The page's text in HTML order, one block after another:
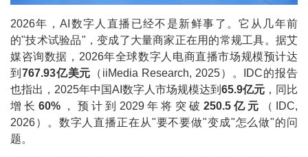
2026年，AI数字人直播已经不是新鲜事了。它从几年前
的"技术试验品"，变成了大量商家正在用的常规工具。据艾
媒咨询数据，2026年全球数字人电商直播市场规模预计达
到 767.93亿美元 （iiMedia Research, 2025）。IDC的报告
也指出，2025年中国AI数字人市场规模达到 65.9亿元 ，同比
增长 60%，预计到2029年将突破 250.5亿元
（IDC,
2026）。数字人直播正在从"要不要做"变成"怎么做"的问
题。